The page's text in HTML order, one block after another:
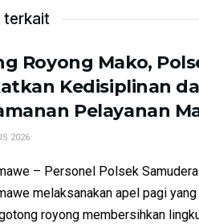
terkait
Royong Mako,
Kedisiplinan
Pelayanan
2026
– Personel Polsek
melaksanakan apel pagi
royong membersihkan